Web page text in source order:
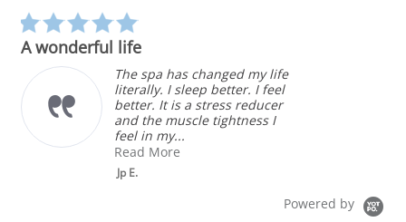
rating
A wonderful life
The spa has changed my life
literally. I sleep better. I feel
better. It is a stress reducer
and the muscle tightness I
feel in my...
Read More
Jp E.
Powered by